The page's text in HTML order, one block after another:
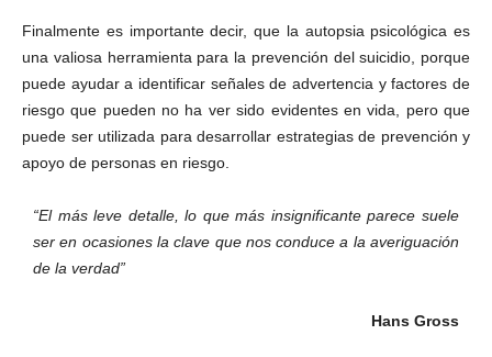
Finalmente es importante decir, que la autopsia psicológica es
una valiosa herramienta para la prevención del suicidio, porque
puede ayudar a identificar señales de advertencia y factores de
riesgo que pueden no ha ver sido evidentes en vida, pero que
puede ser utilizada para desarrollar estrategias de prevención y
apoyo de personas en riesgo.
“El más leve detalle, lo que más insignificante parece suele
ser en ocasiones la clave que nos conduce a la averiguación
de la verdad”
Hans Gross